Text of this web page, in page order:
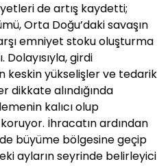
de artış kaydetti;
Orta Doğu’daki savaşın
emniyet stoku oluşturma
girdi
keskin yükselişler ve tedarik
dikkate alındığında
kalıcı olup
İhracatın ardından
büyüme bölgesine geçip
ayların seyrinde belirleyici